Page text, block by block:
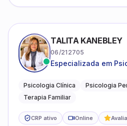
TALITA KANEBLEY
06/212705
Especializada em
famílias
Psicologia Clínica
Psicologia
Terapia Familiar
CRP ativo Online